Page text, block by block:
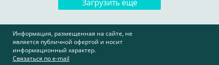
Загрузить еще
Информация, размещенная на сайте, не
является публичной офертой и носит
информационный характер.
Связаться по e-mail